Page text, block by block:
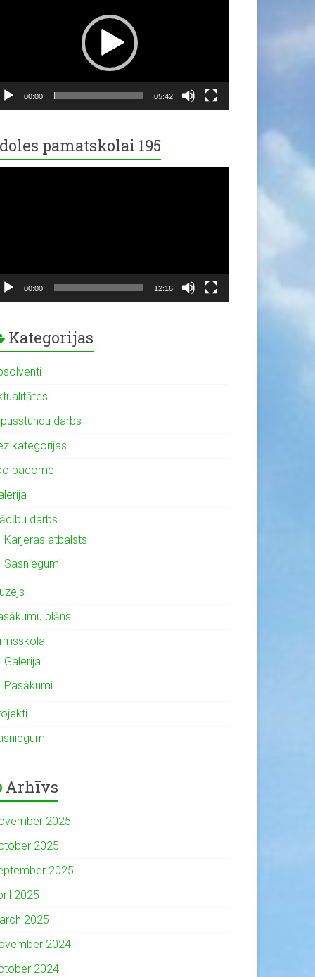
00:00 05:42
pamatskolai 195
00:00 12:16
Kategorijas
darbs
kategorijas
padome
darbs
Karjeras atbalsts
Sasniegumi
plāns
Galerija
Pasākumi
Arhīvs
2025
2025
2025
2025
2025
2024
2024